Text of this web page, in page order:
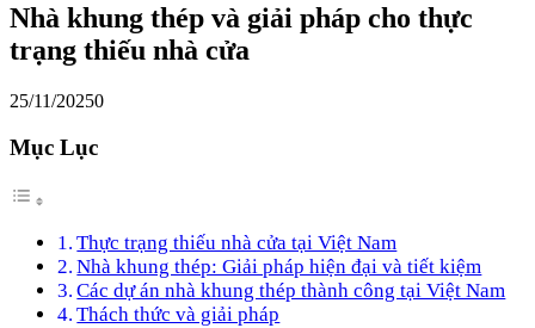
Nhà khung thép và giải pháp cho thực
trạng thiếu nhà cửa
25/11/20250
Mục Lục
Thực trạng thiếu nhà cửa tại Việt Nam
Nhà khung thép: Giải pháp hiện đại và tiết kiệm
Các dự án nhà khung thép thành công tại Việt Nam
Thách thức và giải pháp